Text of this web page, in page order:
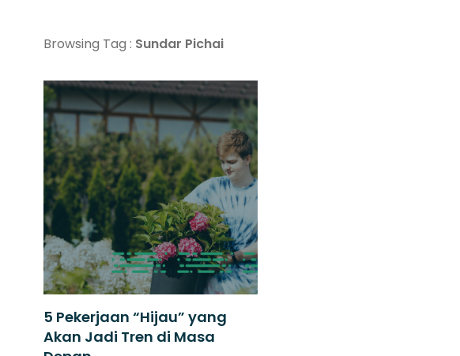
Browsing Tag : Sundar Pichai
5 Pekerjaan “Hijau” yang
Akan Jadi Tren di Masa